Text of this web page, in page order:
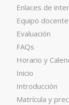
Enlaces de
Equipo docente
Evaluación
FAQs
Horario y
Inicio
Introducción
Matrícula y